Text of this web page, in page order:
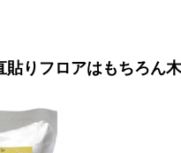
りフロアはもちろん